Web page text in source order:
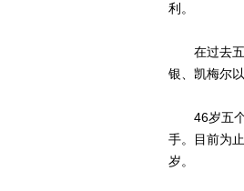
利。
在过去五
银、凯梅尔
46岁五个
手。目前为
岁。